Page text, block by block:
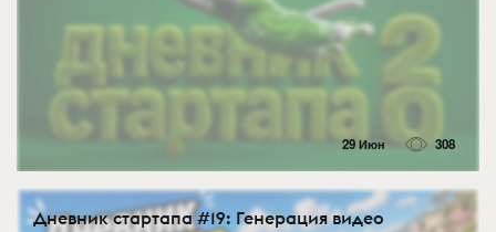
29 Июн 308
Дневник стартапа #19: Генерация видео